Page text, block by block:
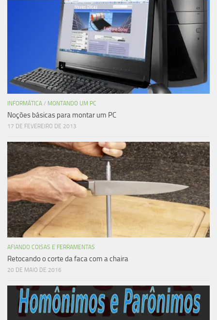
INFORMÁTICA / MONTANDO UM PC
Noções básicas para montar um PC
17 DE FEVEREIRO DE 2013
AFIANDO COISAS E FERRAMENTAS
Retocando o corte da faca com a chaira
20 DE MAIO DE 2016